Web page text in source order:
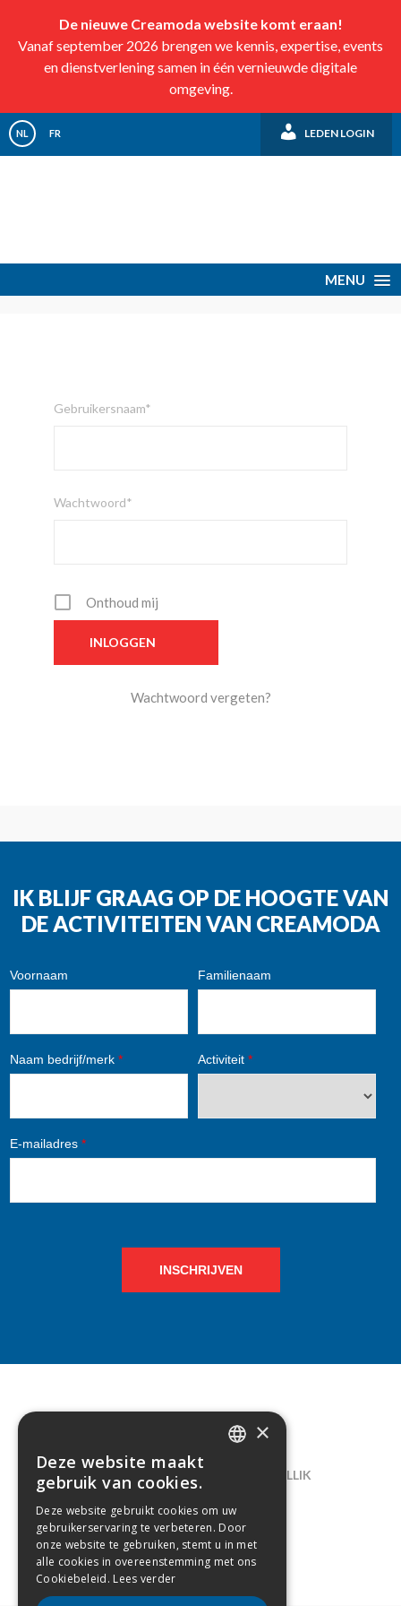
De nieuwe Creamoda website komt eraan!
Vanaf september 2026 brengen we kennis, expertise, events
en dienstverlening samen in één vernieuwde digitale
omgeving.
NL FR LEDEN LOGIN
MENU
Gebruikersnaam*
Wachtwoord*
Onthoud mij
Wachtwoord vergeten?
IK BLIJF GRAAG OP DE HOOGTE VAN
DE ACTIVITEITEN VAN CREAMODA
Voornaam Familienaam
Naam bedrijf/merk * Activiteit *
E-mailadres *
INSCHRIJVEN
CONTACT
LELIEGAARDE 22, B-1731 ZELLIK
02/238.10.11
INFO@CREAMODA.BE
BE0407.694.265
×
Deze website maakt
gebruik van cookies.
Deze website gebruikt cookies om uw
gebruikerservaring te verbeteren. Door
onze website te gebruiken, stemt u in met
alle cookies in overeenstemming met ons
Cookiebeleid. Lees verder